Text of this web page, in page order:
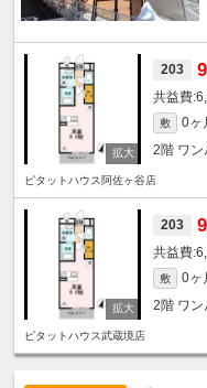
203
敷 0ヶ
2階 ワン
ピタットハウス阿佐ヶ谷店
203
敷 0ヶ
2階 ワン
ピタットハウス武蔵境店